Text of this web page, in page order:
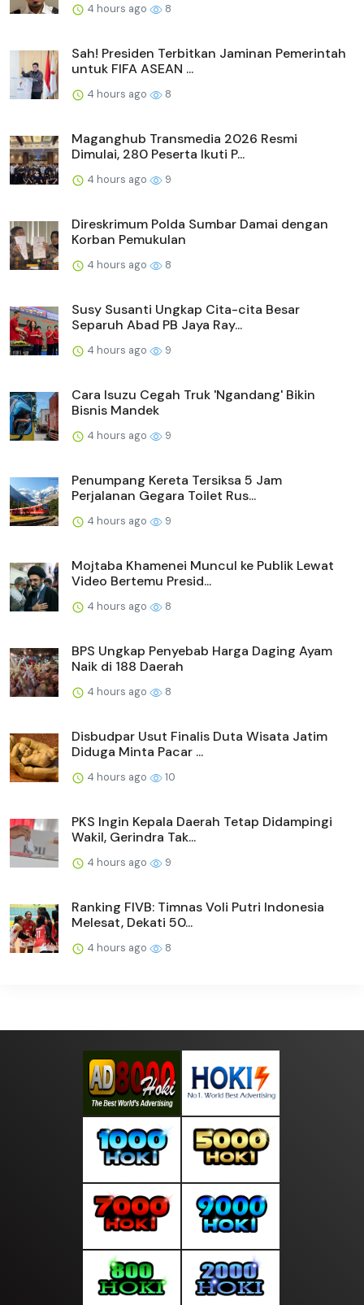
4 hours ago 8
Sah! Presiden Terbitkan Jaminan Pemerintah
untuk FIFA ASEAN ...
4 hours ago 8
Maganghub Transmedia 2026 Resmi
Dimulai, 280 Peserta Ikuti P...
4 hours ago 9
Direskrimum Polda Sumbar Damai dengan
Korban Pemukulan
4 hours ago 8
Susy Susanti Ungkap Cita-cita Besar
Separuh Abad PB Jaya Ray...
4 hours ago 9
Cara Isuzu Cegah Truk 'Ngandang' Bikin
Bisnis Mandek
4 hours ago 9
Penumpang Kereta Tersiksa 5 Jam
Perjalanan Gegara Toilet Rus...
4 hours ago 9
Mojtaba Khamenei Muncul ke Publik Lewat
Video Bertemu Presid...
4 hours ago 8
BPS Ungkap Penyebab Harga Daging Ayam
Naik di 188 Daerah
4 hours ago 8
Disbudpar Usut Finalis Duta Wisata Jatim
Diduga Minta Pacar ...
4 hours ago 10
PKS Ingin Kepala Daerah Tetap Didampingi
Wakil, Gerindra Tak...
4 hours ago 9
Ranking FIVB: Timnas Voli Putri Indonesia
Melesat, Dekati 50...
4 hours ago 8